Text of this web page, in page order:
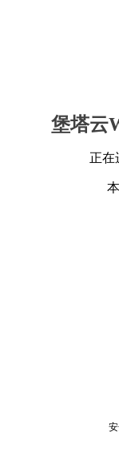
堡塔云
正在